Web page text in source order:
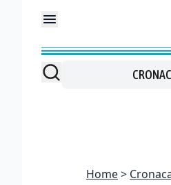
Home